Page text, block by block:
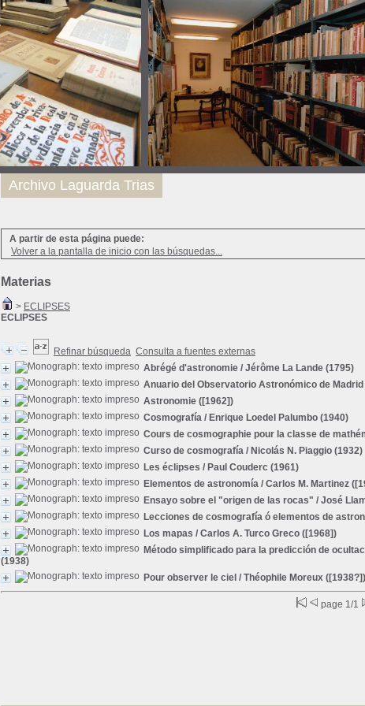
A partir de esta página puede:
Volver a la pantalla de inicio con las búsquedas...
Materias
> ECLIPSES
ECLIPSES
Refinar búsqueda Consulta a fuentes externas
Abrégé d'astronomie / Jérôme La Lande (1795)
Anuario del Observatorio Astronómico de Madrid
Astronomie ([1962])
Cosmografía / Enrique Loedel Palumbo (1940)
Cours de cosmographie pour la classe de
Curso de cosmografía / Nicolás N. Piaggio (1932)
Les éclipses / Paul Couderc (1961)
Elementos de astronomía / Carlos M. Martinez
Ensayo sobre el "origen de las rocas" / José
Lecciones de cosmografía ó elementos de
Los mapas / Carlos A. Turco Greco ([1968])
Método simplificado para la predicción de
(1938)
Pour observer le ciel / Théophile Moreux ([1938?])
page 1/1
Archivo Laguarda Trias